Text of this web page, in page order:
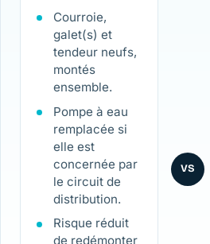
Courroie,
galet(s) et
tendeur neufs,
montés
ensemble.
Pompe à eau
remplacée si
elle est
concernée par
le circuit de
distribution.
Risque réduit
de redémonter
VS